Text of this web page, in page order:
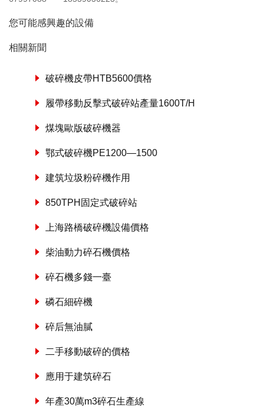
您可能感興趣的設備
相關新聞
破碎機皮帶HTB5600價格
履帶移動反擊式破碎站產量1600T/H
煤塊歐版破碎機器
鄂式破碎機PE1200—1500
建筑垃圾粉碎機作用
850TPH固定式破碎站
上海路橋破碎機設備價格
柴油動力碎石機價格
碎石機多錢一臺
磷石細碎機
碎后無油膩
二手移動破碎的價格
應用于建筑碎石
年產30萬m3碎石生產線